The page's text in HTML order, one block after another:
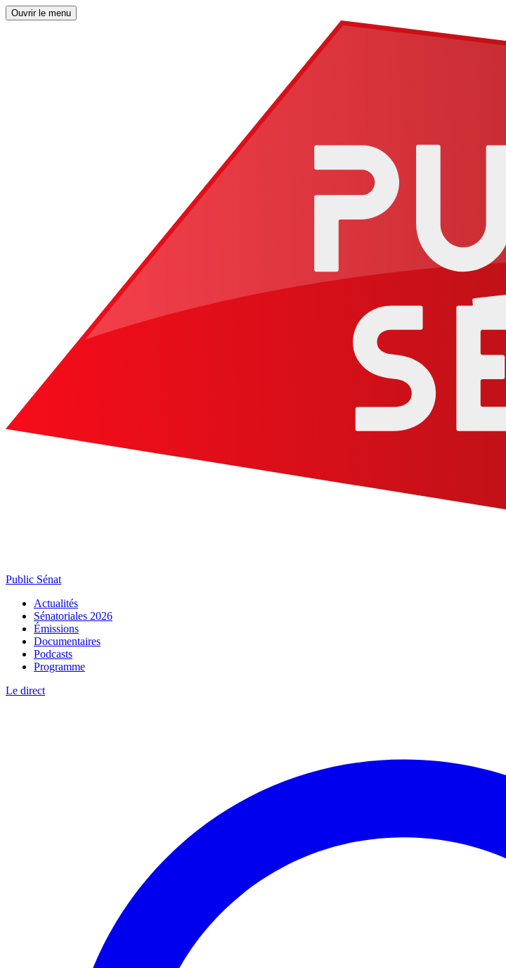
Ouvrir le menu
Public Sénat
Actualités
Sénatoriales 2026
Émissions
Documentaires
Podcasts
Programme
Le direct